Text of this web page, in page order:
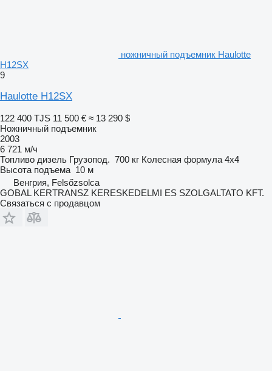
ножничный подъемник Haulotte
H12SX
9
Haulotte H12SX
122 400 TJS 11 500 € ≈ 13 290 $
Ножничный подъемник
2003
6 721 м/ч
Топливо дизель Грузопод. 700 кг Колесная формула 4x4
Высота подъема 10 м
Венгрия, Felsőzsolca
GOBAL KERTRANSZ KERESKEDELMI ES SZOLGALTATO KFT.
Связаться с продавцом